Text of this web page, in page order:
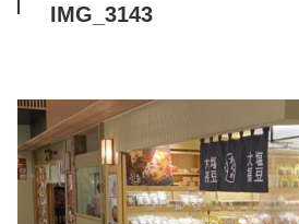
IMG_3143